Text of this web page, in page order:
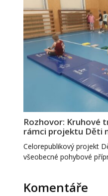
Rozhovor: Kruhové
rámci projektu Děti
Celorepublikový projekt
všeobecné pohybové
Komentáře